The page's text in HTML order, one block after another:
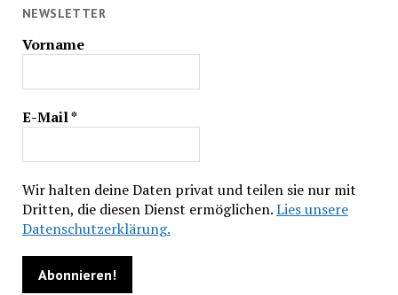
NEWSLETTER
Vorname
E-Mail*
Wir halten deine Daten privat und teilen sie nur mit
Dritten, die diesen Dienst ermöglichen.Lies unsere
Datenschutzerklärung.